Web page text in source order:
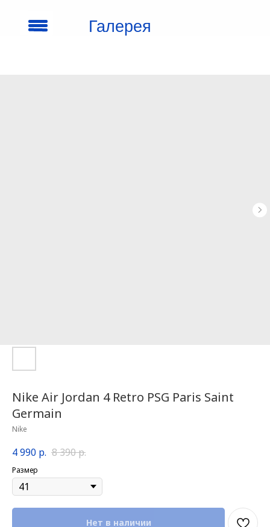
Галерея
Nike Air Jordan 4 Retro PSG Paris Saint
Germain
Nike
4 990 р. 8 390р.
Размер
Нет в наличии